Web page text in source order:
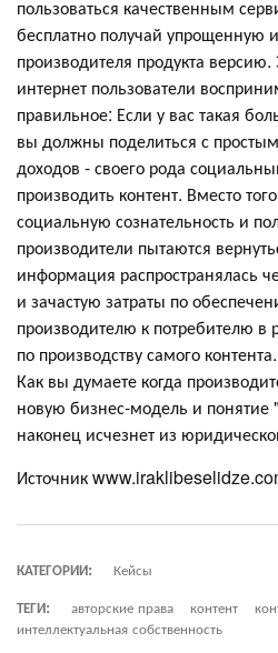
пользоваться качественным
бесплатно получай упрощенную
производителя продукта версию.
интернет пользователи
правильное: Если у вас такая
вы должны поделиться с
доходов - своего рода
производить контент. Вместо
социальную сознательность и
производители пытаются
информация распространялась
и зачастую затраты по
производителю к потребителю
по производству самого
Как вы думаете когда
новую бизнес-модель и понятие
наконец исчезнет из
Источник
КАТЕГОРИИ:
Кейсы
ТЕГИ:
авторские права контент
интеллектуальная собственность